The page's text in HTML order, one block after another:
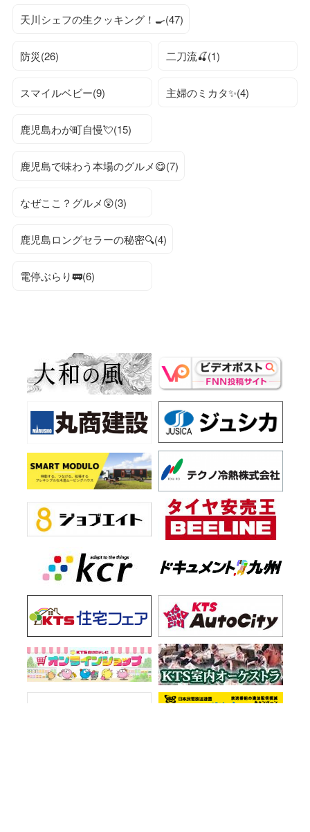
天川シェフの生クッキング！🍳(47)
防災(26) 二刀流🍒(1)
スマイルベビー(9) 主婦のミカタ✨(4)
鹿児島わが町自慢💘(15)
鹿児島で味わう本場のグルメ😋(7)
なぜここ？グルメ😲(3)
鹿児島ロングセラーの秘密🔍(4)
電停ぶらり🚃(6)